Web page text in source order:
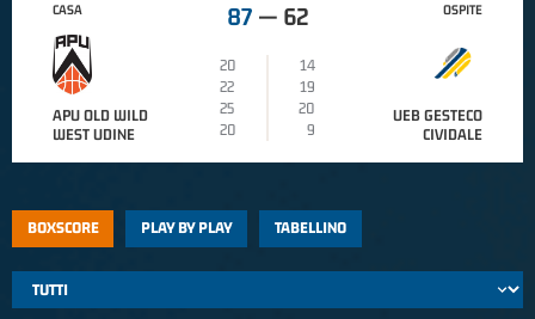
CASA
APU OLD WILD
WEST UDINE
87 — 62
20
14
22
19
25
20
20
9
OSPITE
UEB GESTECO
CIVIDALE
BOXSCORE PLAY BY PLAY TABELLINO